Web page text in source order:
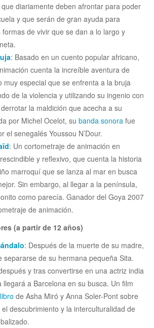
diariamente deben afrontar para poder
y que serán de gran ayuda para
de vivir que se dan a lo largo y
: Basado en un cuento popular africano,
cuenta la increíble aventura de
muy especial que se enfrenta a la bruja
de la violencia y utilizando su ingenio con
la maldición que acecha a su
por Michel Ocelot, su banda sonora fue
el senegalés Youssou N’Dour.
: Un cortometraje de animación en
y reflexivo, que cuenta la historia
marroquí que se lanza al mar en busca
Sin embargo, al llegar a la península,
como parecía. Ganador del Goya 2007
de animación.
(a partir de 12 años)
: Después de la muerte de su madre,
separarse de su hermana pequeña Sita.
y tras convertirse en una actriz india
llegará a Barcelona en su busca. Un film
libro de Asha Miró y Anna Soler-Pont sobre
descubrimiento y la interculturalidad de